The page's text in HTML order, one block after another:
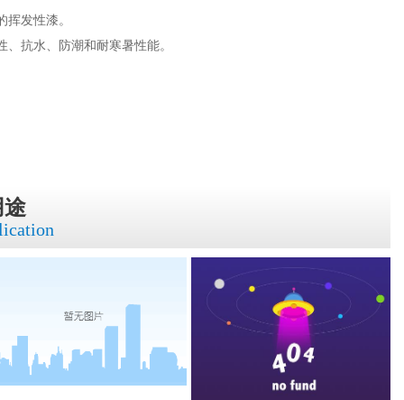
发性漆。
抗水、防潮和耐寒暑性能。
途